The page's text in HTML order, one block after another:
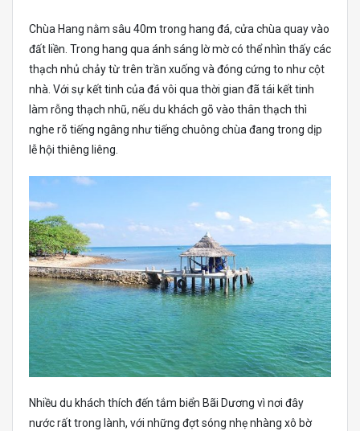
Chùa Hang nằm sâu 40m trong hang đá, cửa chùa quay vào
đất liền. Trong hang qua ánh sáng lờ mờ có thể nhìn thấy các
thạch nhủ chảy từ trên trần xuống và đóng cứng to như cột
nhà. Với sự kết tinh của đá vôi qua thời gian đã tái kết tinh
làm rỗng thạch nhũ, nếu du khách gõ vào thân thạch thì
nghe rõ tiếng ngâng như tiếng chuông chùa đang trong dịp
lễ hội thiêng liêng.
Nhiều du khách thích đến tắm biển Bãi Dương vì nơi đây
nước rất trong lành, với những đợt sóng nhẹ nhàng xô bờ